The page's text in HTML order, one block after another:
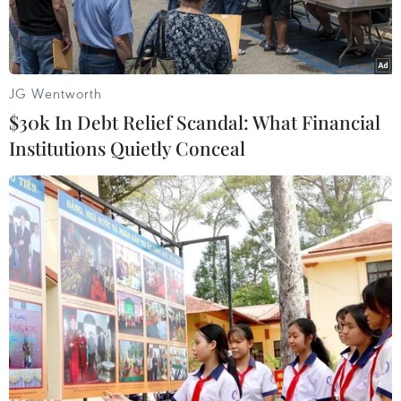
Thẻ tín dụng của TPBank. (Ảnh: CTV)
Tổ chức thẻ tín dụng Visa Việt Nam (Visa) vừa
mới công bố số liệu về tốc độ tăng trưởng doanh
số và số lượng thẻ tín dụng của gần 30 tổ chức
phát hành thẻ tín dụng tại Việt Nam. Theo báo
cáo này, Ngân hàng Thương mại cổ phần Tiên
JG Wentworth
$30k In Debt Relief Scandal: What Financial
Institutions Quietly Conceal